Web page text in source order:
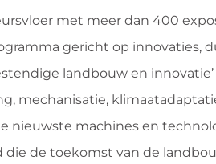
met meer dan 400
gericht op innovaties,
landbouw en
mechanisatie,
nieuwste machines en
die de toekomst van de